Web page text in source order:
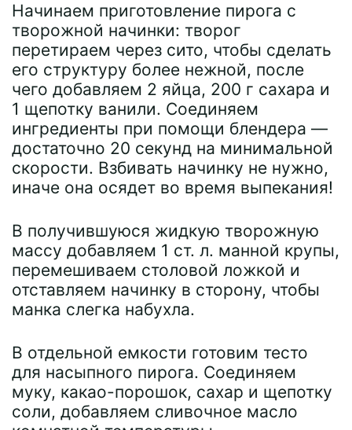
Начинаем приготовление пирога с
творожной начинки: творог
перетираем через сито, чтобы сделать
его структуру более нежной, после
чего добавляем 2 яйца, 200 г сахара и
1 щепотку ванили. Соединяем
ингредиенты при помощи блендера —
достаточно 20 секунд на минимальной
скорости. Взбивать начинку не нужно,
иначе она осядет во время выпекания!
В получившуюся жидкую творожную
массу добавляем 1 ст. л. манной крупы,
перемешиваем столовой ложкой и
отставляем начинку в сторону, чтобы
манка слегка набухла.
В отдельной емкости готовим тесто
для насыпного пирога. Соединяем
муку, какао-порошок, сахар и щепотку
соли, добавляем сливочное масло